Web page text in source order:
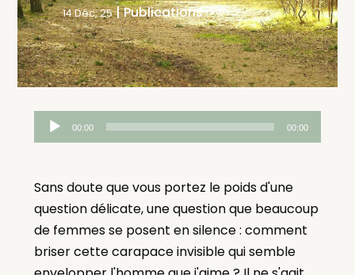
14 Déc, 25|Publications
Lecteur
audio
00:00 00:00
Sans doute que vous portez le poids d'une
question délicate, une question que beaucoup
de femmes se posent en silence : comment
briser cette carapace invisible qui semble